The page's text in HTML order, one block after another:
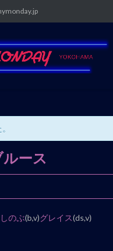
ース
のぶ(b,v)グレイス(ds,v)